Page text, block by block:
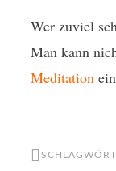
Wer zuviel
Man kann
Meditation